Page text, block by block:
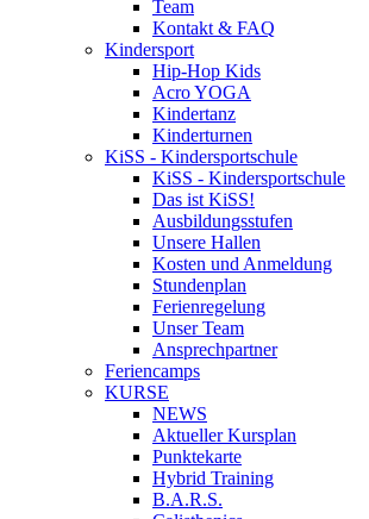
Team
Kontakt & FAQ
Kindersport
Hip-Hop Kids
Acro YOGA
Kindertanz
Kinderturnen
KiSS - Kindersportschule
KiSS - Kindersportschule
Das ist KiSS!
Ausbildungsstufen
Unsere Hallen
Kosten und Anmeldung
Stundenplan
Ferienregelung
Unser Team
Ansprechpartner
Feriencamps
KURSE
NEWS
Aktueller Kursplan
Punktekarte
Hybrid Training
B.A.R.S.